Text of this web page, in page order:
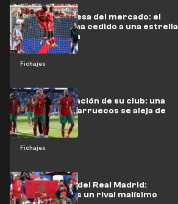
Fichajes
Última sorpresa del mercado: el
Liverpool ficha cedido a una estrella
del Barcelona
Fichajes
Por la obstinación de su club: una
estrella de Marruecos se aleja de
LaLiga
El exportero del Real Madrid:
Marruecos es un rival malísimo